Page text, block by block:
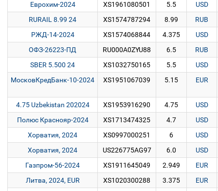
Еврохим-2024
XS1961080501 5.5
USD
RURAIL 8.99 24
XS1574787294 8.99
RUB
РЖД-14-2024
XS1574068844 4.375
USD
ОФЗ-26223-ПД
RU000A0ZYU88 6.5
RUB
SBER 5.500 24
XS1032750165 5.5
USD
МосковКредБанк-10-2024
XS1951067039 5.15 EUR
4.75 Uzbekistan 202024 XS1953916290 4.75
USD
Полюс Краснояр-2024
XS1713474325 4.7
USD
Хорватия, 2024
XS0997000251 6
USD
Хорватия, 2024
US226775AG97 6.0
USD
Газпром-56-2024
XS1911645049 2.949
EUR
Литва, 2024, EUR
XS1020300288 3.375
EUR